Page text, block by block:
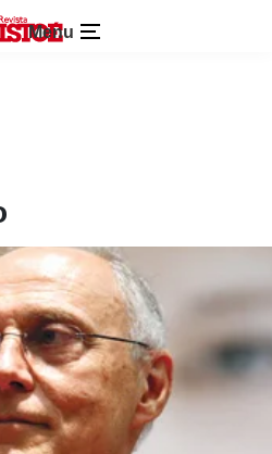
Menu